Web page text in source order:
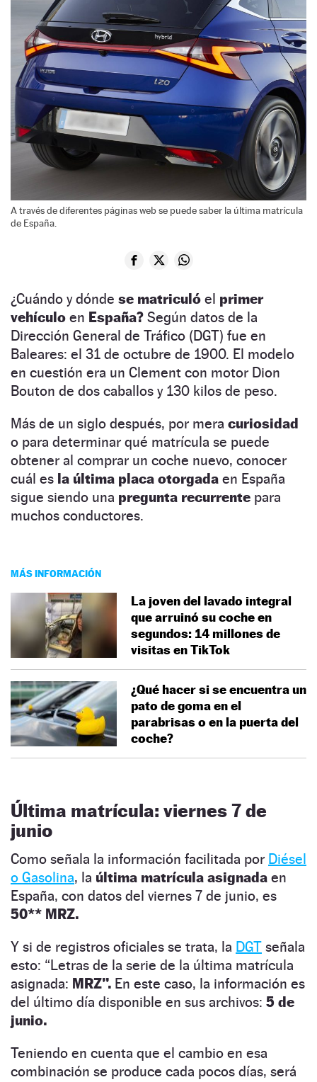
A través de diferentes páginas web se puede saber la última matrícula
de España.
¿Cuándo y dónde se matriculó el primer
vehículo en España? Según datos de la
Dirección General de Tráfico (DGT) fue en
Baleares: el 31 de octubre de 1900. El modelo
en cuestión era un Clement con motor Dion
Bouton de dos caballos y 130 kilos de peso.
Más de un siglo después, por mera curiosidad
o para determinar qué matrícula se puede
obtener al comprar un coche nuevo, conocer
cuál es la última placa otorgada en España
sigue siendo una pregunta recurrente para
muchos conductores.
MÁS INFORMACIÓN
La joven del lavado integral
que arruinó su coche en
segundos: 14 millones de
visitas en TikTok
¿Qué hacer si se encuentra un
pato de goma en el
parabrisas o en la puerta del
coche?
Última matrícula: viernes 7 de
junio
Como señala la información facilitada por Diésel
o Gasolina, la última matrícula asignada en
España, con datos del viernes 7 de junio, es
50** MRZ.
Y si de registros oficiales se trata, la DGT señala
esto: “Letras de la serie de la última matrícula
asignada: MRZ”. En este caso, la información es
del último día disponible en sus archivos: 5 de
junio.
Teniendo en cuenta que el cambio en esa
combinación se produce cada pocos días, será